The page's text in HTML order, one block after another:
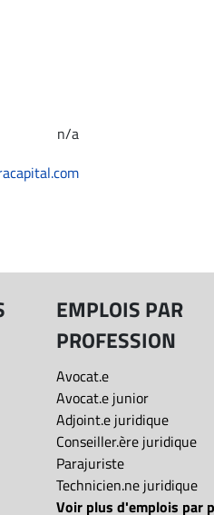
n/a
EMPLOIS PAR
PROFESSION
Avocat.e
Avocat.e junior
Adjoint.e juridique
Conseiller.ère juridique
Parajuriste
Technicien.ne juridique
Voir plus d'emplois par